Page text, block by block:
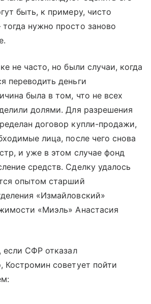
быть, к примеру, чисто
нужно просто заново
не часто, но были случаи, когда
переводить деньги
была в том, что не всех
долями. Для разрешения
договор купли-продажи,
лица, после чего снова
и уже в этом случае фонд
средств. Сделку удалось
опытом старший
«Измайловский»
«Миэль» Анастасия
СФР отказал
Костромин советует пойти